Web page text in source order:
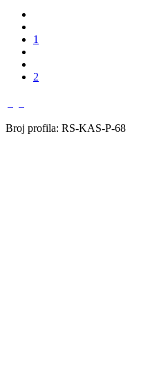
1
2
Broj profila: RS-KAS-P-68